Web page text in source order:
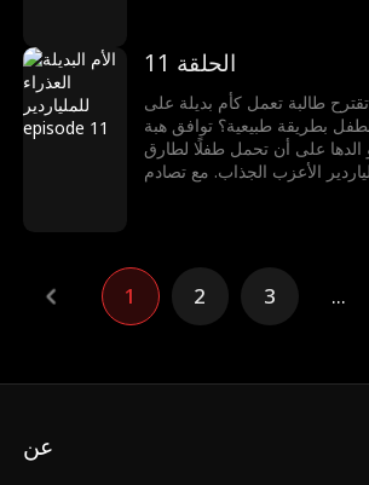
طارق بنفس الشيء؟
الحلقة 11
طالبة تعمل كأم بديلة على
بطريقة طبيعية؟ توافق هبة
و الدها على أن تحمل طفلًا لطارق
الأعزب الجذاب. مع تصادم
1 2 3 ...
عن